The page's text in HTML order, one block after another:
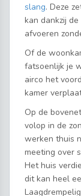
slang. Deze
kan dankzij
afvoeren
Of de
fatsoenlijk je
airco het
kamer
Op de
volop in de
werken thuis
meeting over
Het huis
dit kan heel